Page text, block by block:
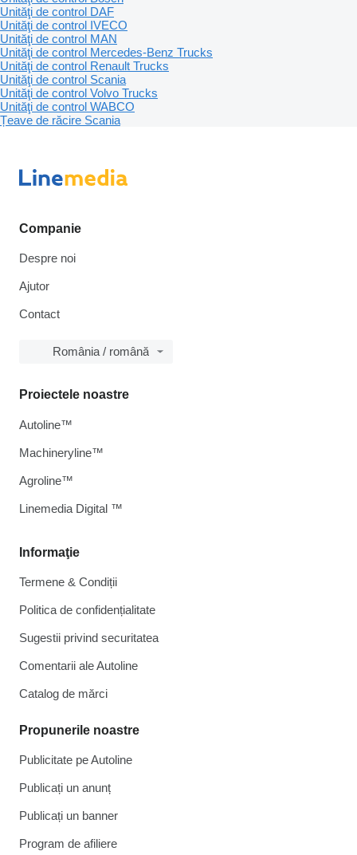
Unităţi de control DAF
Unităţi de control IVECO
Unităţi de control MAN
Unităţi de control Mercedes-Benz Trucks
Unităţi de control Renault Trucks
Unităţi de control Scania
Unităţi de control Volvo Trucks
Unităţi de control WABCO
Țeave de răcire Scania
Companie
Despre noi
Ajutor
Contact
România / română
Informaţie
Termene & Condiții
Politica de confidențialitate
Sugestii privind securitatea
Comentarii ale Autoline
Catalog de mărcі
Propunerile noastre
Publicitate pe Autoline
Publicați un anunț
Publicați un banner
Program de afiliere
Proiectele noastre
Autoline™
Machineryline™
Agroline™
Linemedia Digital ™